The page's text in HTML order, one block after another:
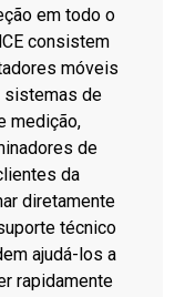
em todo o
consistem
móveis
sistemas de
medição,
de
da
diretamente
técnico
ajudá-los a
rapidamente